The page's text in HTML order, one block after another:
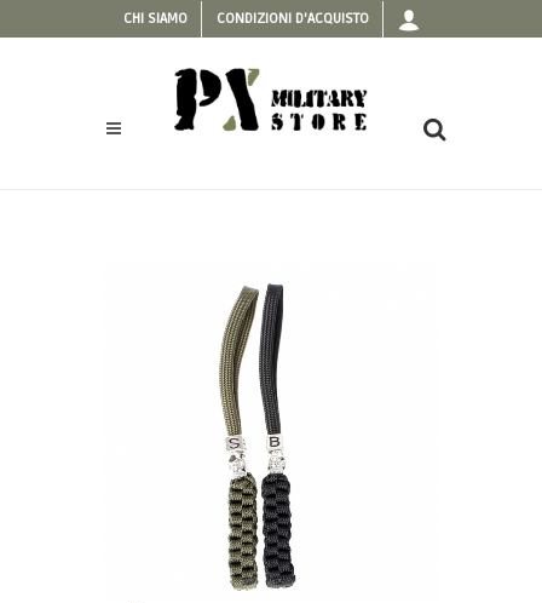
CHI SIAMO CONDIZIONI D'ACQUISTO